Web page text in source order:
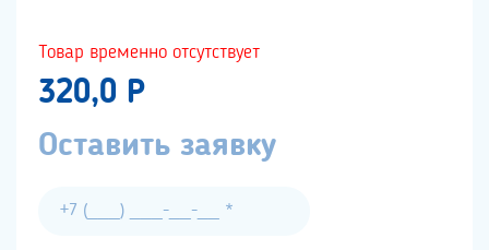
Товар временно отсутствует
320,0 P
Оставить заявку